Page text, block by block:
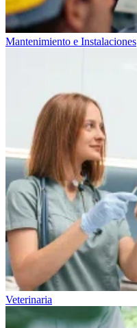
Mantenimiento e Instalaciones
Veterinaria